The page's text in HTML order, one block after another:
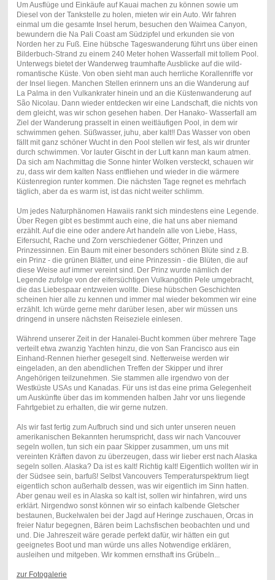
Um Ausflüge und Einkäufe auf Kauai machen zu können sowie um
Diesel von der Tankstelle zu holen, mieten wir ein Auto. Wir fahren
einmal um die gesamte Insel herum, besuchen den Waimea Canyon,
bewundern die Na Pali Coast am Südzipfel und erkunden sie von
Norden her zu Fuß. Eine hübsche Tageswanderung führt uns über einen
Bilderbuch-Strand zu einem 240 Meter hohen Wasserfall mit tollem Pool.
Unterwegs bietet der Wanderweg traumhafte Ausblicke auf die wild-
romantische Küste. Von oben sieht man auch herrliche Korallenriffe vor
der Insel liegen. Manchen Stellen erinnern uns an die Wanderung auf
La Palma in den Vulkankrater hinein und an die Küstenwanderung auf
São Nicolau. Dann wieder entdecken wir eine Landschaft, die nichts von
dem gleicht, was wir schon gesehen haben. Der Hanako- Wasserfall am
Ziel der Wanderung prasselt in einen weitläufigen Pool, in dem wir
schwimmen gehen. Süßwasser, juhu, aber kalt!! Das Wasser von oben
fällt mit ganz schöner Wucht in den Pool stellen wir fest, als wir drunter
durch schwimmen. Vor lauter Gischt in der Luft kann man kaum atmen.
Da sich am Nachmittag die Sonne hinter Wolken versteckt, schauen wir
zu, dass wir dem kalten Nass entfliehen und wieder in die wärmere
Küstenregion runter kommen. Die nächsten Tage regnet es mehrfach
täglich, aber da es warm ist, ist das nicht weiter schlimm.
Um jedes Naturphänomen Hawaiis rankt sich mindestens eine Legende.
Über Regen gibt es bestimmt auch eine, die hat uns aber niemand
erzählt. Auf die eine oder andere Art handeln alle von Liebe, Hass,
Eifersucht, Rache und Zorn verschiedener Götter, Prinzen und
Prinzessinnen. Ein Baum mit einer besonders schönen Blüte sind z.B.
ein Prinz - die grünen Blätter, und eine Prinzessin - die Blüten, die auf
diese Weise auf immer vereint sind. Der Prinz wurde nämlich der
Legende zufolge von der eifersüchtigen Vulkangöttin Pele umgebracht,
die das Liebespaar entzweien wollte. Diese hübschen Geschichten
scheinen hier alle zu kennen und immer mal wieder bekommen wir eine
erzählt. Ich würde gerne mehr darüber lesen, aber wir müssen uns
dringend in unsere nächsten Reiseziele einlesen.
Während unserer Zeit in der Hanalei-Bucht kommen über mehrere Tage
verteilt etwa zwanzig Yachten hinzu, die von San Francisco aus ein
Einhand-Rennen hierher gesegelt sind. Netterweise werden wir
eingeladen, an den abendlichen Treffen der Skipper und ihrer
Angehörigen teilzunehmen. Sie stammen alle irgendwo von der
Westküste USAs und Kanadas. Für uns ist das eine prima Gelegenheit
um Auskünfte über das im kommenden halben Jahr vor uns liegende
Fahrtgebiet zu erhalten, die wir gerne nutzen.
Als wir fast fertig zum Aufbruch sind und sich unter unseren neuen
amerikanischen Bekannten herumspricht, dass wir nach Vancouver
segeln wollen, tun sich ein paar Skipper zusammen, um uns mit
vereinten Kräften davon zu überzeugen, dass wir lieber erst nach Alaska
segeln sollen. Alaska? Da ist es kalt! Richtig kalt! Eigentlich wollten wir in
der Südsee sein, barfuß! Selbst Vancouvers Temperaturspektrum liegt
eigentlich schon außerhalb dessen, was wir eigentlich im Sinn hatten.
Aber genau weil es in Alaska so kalt ist, sollen wir hinfahren, wird uns
erklärt. Nirgendwo sonst können wir so einfach kalbende Gletscher
bestaunen, Buckelwalen bei der Jagd auf Heringe zuschauen, Orcas in
freier Natur begegnen, Bären beim Lachsfischen beobachten und und
und. Die Jahreszeit wäre gerade perfekt dafür, wir hätten ein gut
geeignetes Boot und man würde uns alles Notwendige erklären,
ausleihen und mitgeben. Wir kommen ernsthaft ins Grübeln...
zur Fotogalerie